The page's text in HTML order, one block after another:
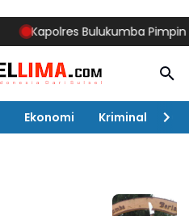
Kapolres Bulukumba Pimpin
Ekonomi Kriminal